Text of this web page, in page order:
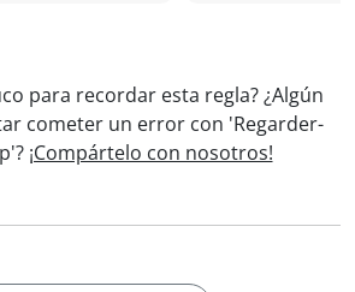
para recordar esta regla? ¿Algún
cometer un error con 'Regarder-
¡Compártelo con nosotros!